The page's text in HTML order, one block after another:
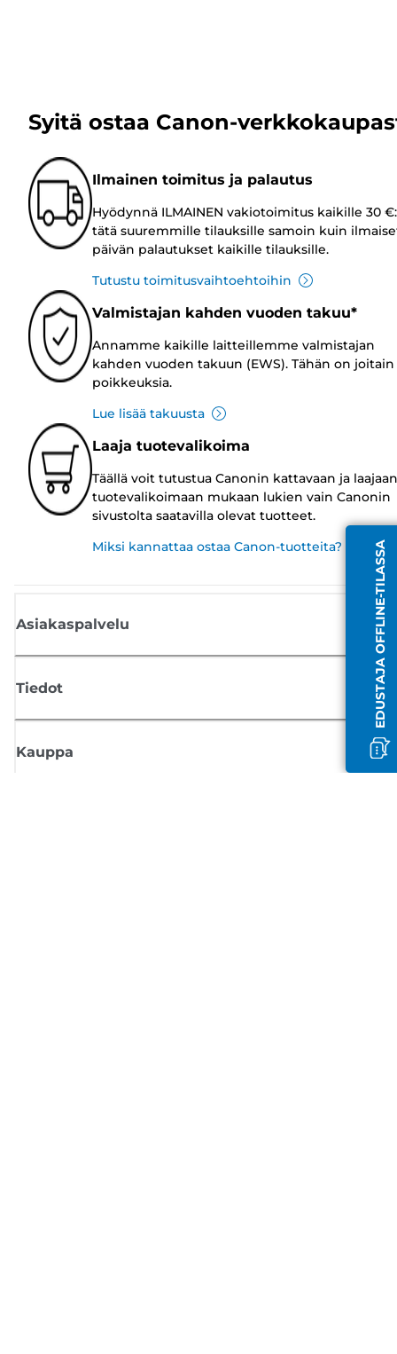
EDUSTAJA OFFLINE-TILASSA
Syitä ostaa Canon-
Ilmainen toimitus ja palautus
Hyödynnä ILMAINEN vakiotoimitus kaikille 30
tätä suuremmille tilauksille samoin kuin
päivän palautukset kaikille tilauksille.
Tutustu toimitusvaihtoehtoihin
Valmistajan kahden vuoden takuu*
Annamme kaikille laitteillemme valmistajan
kahden vuoden takuun (EWS). Tähän on joitain
poikkeuksia.
Lue lisää takuusta
Laaja tuotevalikoima
Täällä voit tutustua Canonin kattavaan ja laajaan
tuotevalikoimaan mukaan lukien vain Canonin
sivustolta saatavilla olevat tuotteet.
Miksi kannattaa ostaa Canon-tuotteita?
Asiakaspalvelu
Tiedot
Kauppa